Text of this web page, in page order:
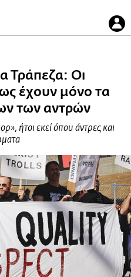
Τράπεζα: Οι
έχουν μόνο τα
των αντρών
ήτοι εκεί όπου άντρες και